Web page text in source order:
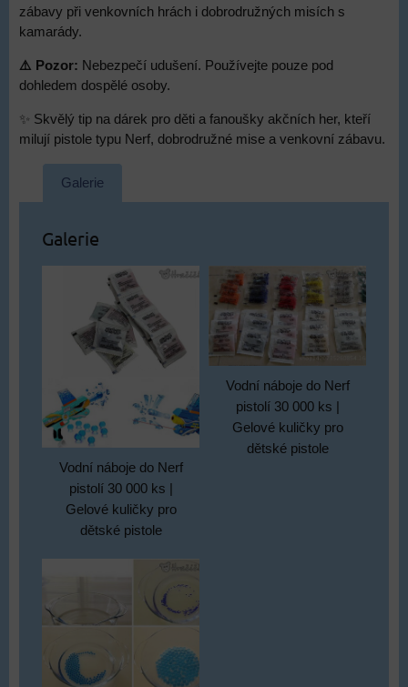
zábavy při venkovních hrách i dobrodružných misích s
kamarády.
⚠️ Pozor: Nebezpečí udušení. Používejte pouze pod
dohledem dospělé osoby.
✨ Skvělý tip na dárek pro děti a fanoušky akčních her, kteří
milují pistole typu Nerf, dobrodružné mise a venkovní zábavu.
Galerie
Galerie
Vodní náboje do Nerf
pistolí 30 000 ks |
Gelové kuličky pro
dětské pistole
Vodní náboje do Nerf
pistolí 30 000 ks |
Gelové kuličky pro
dětské pistole